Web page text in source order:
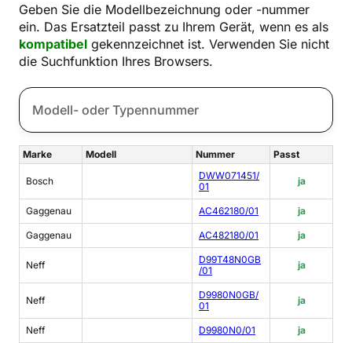
Geben Sie die Modellbezeichnung oder -nummer
ein. Das Ersatzteil passt zu Ihrem Gerät, wenn es als
kompatibel gekennzeichnet ist. Verwenden Sie nicht
die Suchfunktion Ihres Browsers.
Marke Modell Nummer Passt
Bosch
DWW071451/
01
ja
Gaggenau AC462180/01 ja
Gaggenau AC482180/01 ja
Neff
D99T48N0GB
/01
ja
Neff
D9980N0GB/
01
ja
Neff D9980N0/01 ja